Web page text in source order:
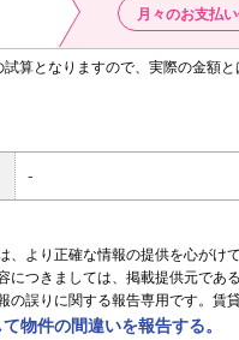
月々のお支払
算となりますので、実際の金額
-
、より正確な情報の提供を心がけ
につきましては、掲載提供元で
の誤りに関する報告専用です。賃
物件の間違いを報告する。